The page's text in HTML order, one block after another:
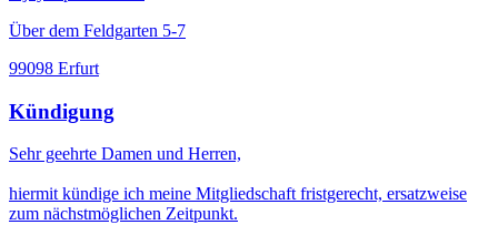
Über dem Feldgarten 5-7
99098 Erfurt
Kündigung
Sehr geehrte Damen und Herren,
hiermit kündige ich meine Mitgliedschaft fristgerecht, ersatzweise
zum nächstmöglichen Zeitpunkt.